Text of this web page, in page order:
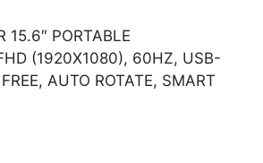
15.6″ PORTABLE
(1920X1080), 60HZ, USB-
AUTO ROTATE, SMART